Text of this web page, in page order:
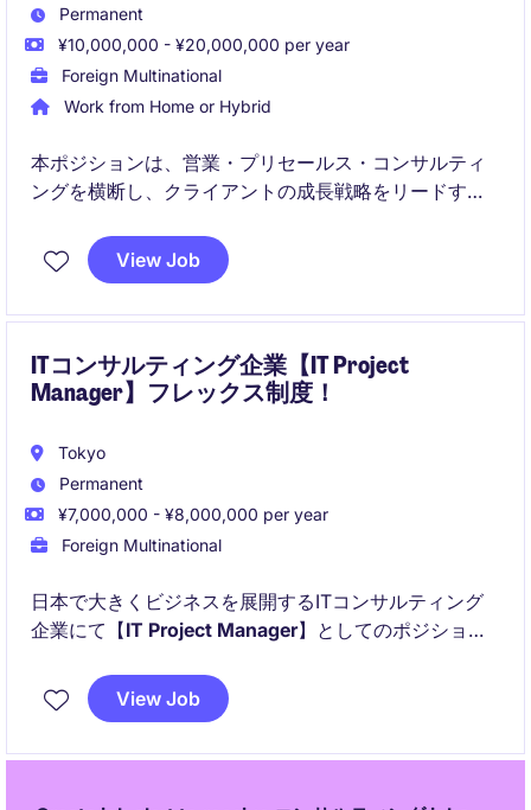
Permanent
¥10,000,000 - ¥20,000,000 per year
Foreign Multinational
Work from Home or Hybrid
本ポジションは、営業・プリセールス・コンサルティ
ングを横断し、クライアントの成長戦略をリードする
案、デリバリーまで一貫して担い、企業の戦略意思決
定に直接影響を与える役割を担います。
View Job
ITコンサルティング企業【IT Project
Manager】フレックス制度！
Tokyo
Permanent
¥7,000,000 - ¥8,000,000 per year
Foreign Multinational
日本で大きくビジネスを展開するITコンサルティング
企業にて【IT Project Manager】としてのポジション
以下のことが得られます！：
View Job